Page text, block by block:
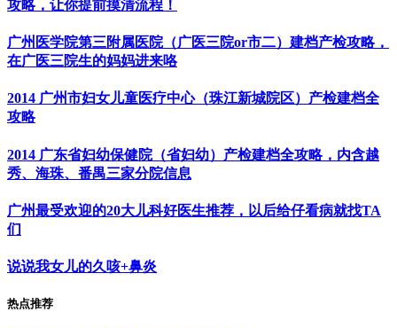
攻略，让你提前摸清流程！
广州医学院第三附属医院（广医三院or市二）建档产检攻略，
在广医三院生的妈妈进来咯
2014 广州市妇女儿童医疗中心（珠江新城院区）产检建档全
攻略
2014 广东省妇幼保健院（省妇幼）产检建档全攻略，内含越
秀、海珠、番禺三家分院信息
广州最受欢迎的20大儿科好医生推荐，以后给仔看病就找TA
们
说说我女儿的久咳+鼻炎
热点推荐